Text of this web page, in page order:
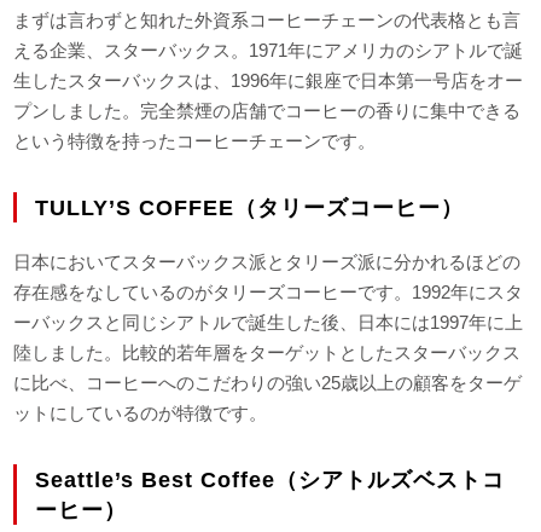
まずは言わずと知れた外資系コーヒーチェーンの代表格とも言
える企業、スターバックス。1971年にアメリカのシアトルで誕
生したスターバックスは、1996年に銀座で日本第一号店をオー
プンしました。完全禁煙の店舗でコーヒーの香りに集中できる
という特徴を持ったコーヒーチェーンです。
TULLY’S COFFEE（タリーズコーヒー）
日本においてスターバックス派とタリーズ派に分かれるほどの
存在感をなしているのがタリーズコーヒーです。1992年にスタ
ーバックスと同じシアトルで誕生した後、日本には1997年に上
陸しました。比較的若年層をターゲットとしたスターバックス
に比べ、コーヒーへのこだわりの強い25歳以上の顧客をターゲ
ットにしているのが特徴です。
Seattle’s Best Coffee（シアトルズベストコ
ーヒー）